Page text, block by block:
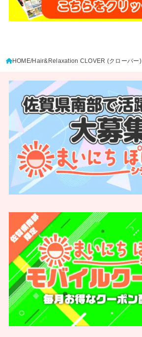
HOME Hair&Relaxation CLOVER (クローバー)